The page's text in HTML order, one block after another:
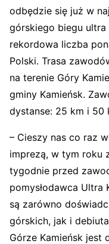
odbędzie się już w
górskiego biegu ultra
rekordowa liczba
Polski. Trasa
na terenie Góry
gminy Kamieńsk.
dystanse: 25 km i 50
– Cieszy nas co raz
imprezą, w tym roku
tygodnie przed
pomysłodawca
są zarówno
górskich, jak i
Górze Kamieńsk jest